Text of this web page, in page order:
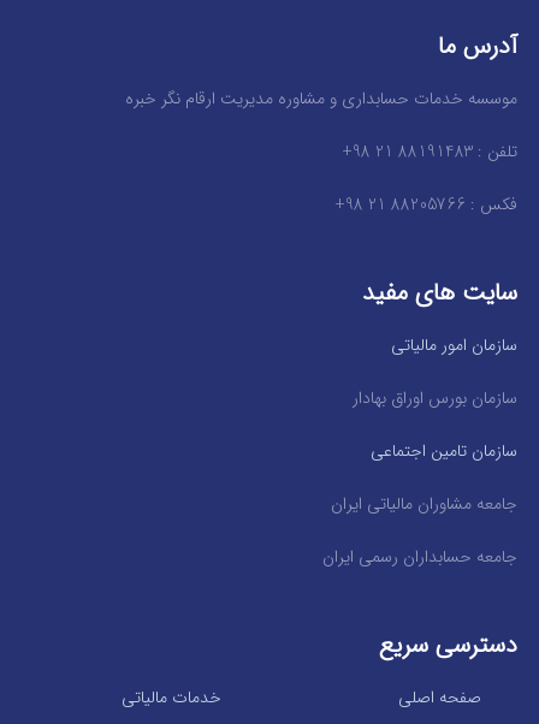
آدرس ما
موسسه خدمات حسابداری و مشاوره مدیریت ارقام نگر خبره
تلفن : 88191483 21 98+
فکس : 88205766 21 98+
سایت های مفید
سازمان امور مالیاتی
سازمان بورس اوراق بهادار
سازمان تامین اجتماعی
جامعه مشاوران مالیاتی ایران
جامعه حسابداران رسمی ایران
دسترسی سریع
خدمات مالیاتی صفحه اصلی